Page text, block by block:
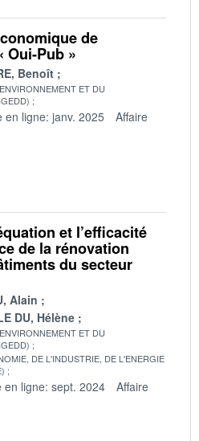
de
Oui-Pub »
Benoît
ET DU
en ligne: janv. 2025
Affaire
et l’efficacité
de la rénovation
du secteur
Alain
DU, Hélène
ET DU
DE L'INDUSTRIE, DE L'ENERGIE
en ligne: sept. 2024
Affaire